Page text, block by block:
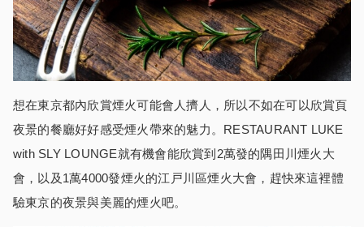
想在東京都內欣賞煙火可能會人擠人，所以不如在可以欣賞頁
夜景的餐廳好好感受煙火帶來的魅力。RESTAURANT LUKE
with SLY LOUNGE就有機會能欣賞到2萬發的隅田川煙火大
會，以及1萬4000發煙火的江戸川區煙火大會，趕快來這裡體
驗東京的夜景與美麗的煙火吧。